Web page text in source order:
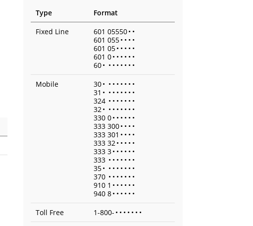
Type
Format
Fixed Line
601 05550• •
601 055• • • •
601 05• • • • •
601 0• • • • • •
60• • • • • • • •
Mobile
30• • • • • • • •
31 • • • • • • • •
324 • • • • • • •
32• • • • • • • •
330 0• • • • • •
333 300• • • •
333 301 • • • •
333 32• • • • •
333 3• • • • • •
333 • • • • • • •
35• • • • • • • •
370 • • • • • • •
910 1 • • • • • •
940 8• • • • • •
Toll Free
1-800- • • • • • • •